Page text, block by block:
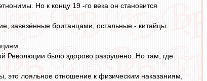
Но к концу 19 -го века он становится
завезённые британцами, остальные - китайцы.
Революции было здорово разрушено. Но там, где
лояльное отношение к физическим наказаниям,